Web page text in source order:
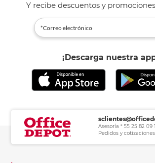
Y recibe descuentos y
¡Descarga nuestra
Asesoría * 55 25 82 09
Pedidos y